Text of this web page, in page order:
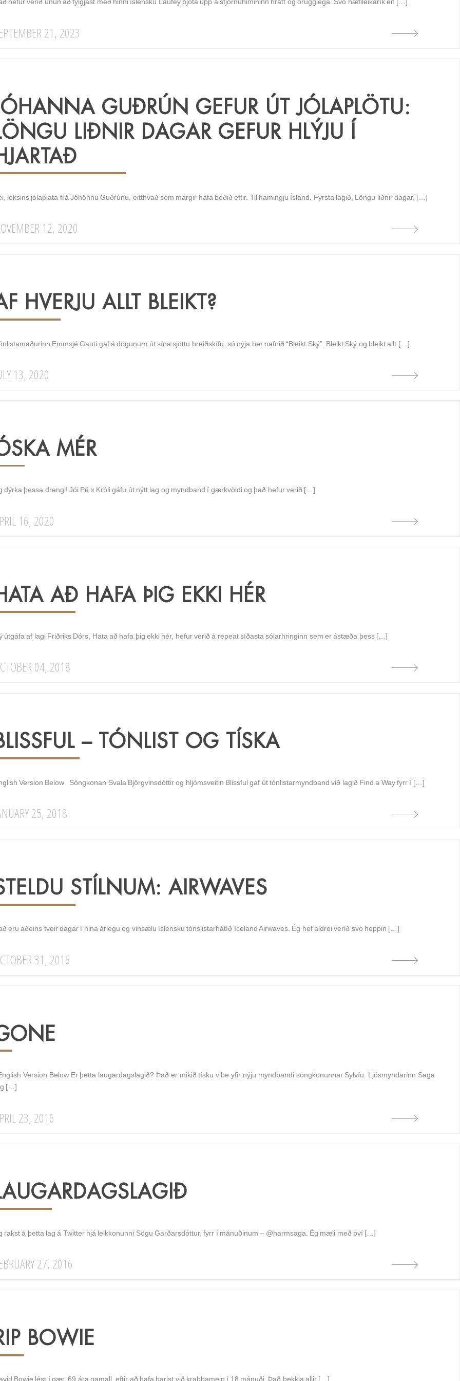
hefur verið unun að fylgjast með hinni íslensku Laufey þjóta upp á stjörnuhimininn hratt og örugglega. Svo hæfileikarík en […]
21, 2023
GUÐRÚN GEFUR ÚT JÓLAPLÖTU:
LIÐNIR DAGAR GEFUR HLÝJU Í
loksins jólaplata frá Jóhönnu Guðrúnu, eitthvað sem margir hafa beðið eftir. Til hamingju Ísland. Fyrsta lagið, Löngu liðnir dagar, […]
12, 2020
HVERJU ALLT BLEIKT?
Emmsjé Gauti gaf á dögunum út sína sjöttu breiðskífu, sú nýja ber nafnið “Bleikt Ský”. Bleikt Ský og bleikt allt […]
13, 2020
MÉR
dýrka þessa drengi! Jói Pé x Króli gáfu út nýtt lag og myndband í gærkvöldi og það hefur verið […]
16, 2020
AÐ HAFA ÞIG EKKI HÉR
útgáfa af lagi Friðriks Dórs, Hata að hafa þig ekki hér, hefur verið á repeat síðasta sólarhringinn sem er ástæða þess […]
04, 2018
– TÓNLIST OG TÍSKA
Version Below Söngkonan Svala Björgvinsdóttir og hljómsveitin Blissful gaf út tónlistarmyndband við lagið Find a Way fyrr í […]
25, 2018
STÍLNUM: AIRWAVES
eru aðeins tveir dagar í hina árlegu og vinsælu íslensku tónslistarhátíð Iceland Airwaves. Ég hef aldrei verið svo heppin […]
31, 2016
Version Below Er þetta laugardagslagið? Það er mikið tísku vibe yfir nýju myndbandi söngkonunnar Sylvíu. Ljósmyndarinn Saga
[…]
23, 2016
rakst á þetta lag á Twitter hjá leikkonunni Sögu Garðarsdóttur, fyrr í mánuðinum – @harmsaga. Ég mæli með því […]
27, 2016
BOWIE
Bowie lést í gær, 69 ára gamall, eftir að hafa barist við krabbamein í 18 mánuði. Það þekkja allir […]